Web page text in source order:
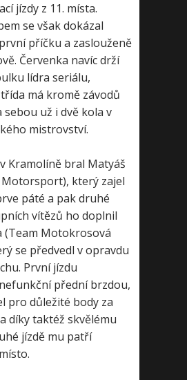
jízdy z 11. místa.
se však dokázal
příčku a zaslouženě
Červenka navíc drží
lídra seriálu,
má kromě závodů
sebou už i dvě kola v
mistrovství.
Kramolíně bral Matyáš
Motorsport), který zajel
páté a pak druhé
vítězů ho doplnil
(Team Motokrosová
se předvedl v opravdu
První jízdu
přední brzdou,
pro důležité body za
díky taktéž skvělému
jízdě mu patří